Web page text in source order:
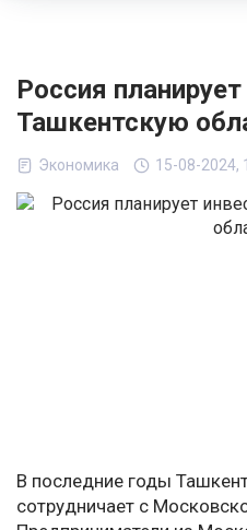
Россия
Ташкентскую
Экономика 15-08-2024,
В последние годы
сотрудничает с